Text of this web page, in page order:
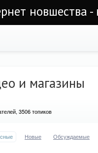
новшества -
и магазины
3506 топиков
Новые Обсуждаемые